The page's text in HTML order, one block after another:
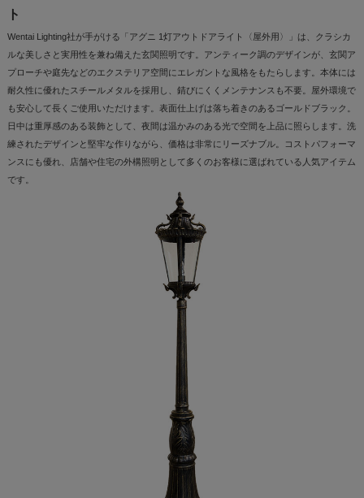
ト
Wentai Lighting社が手がける「アグニ 1灯アウトドアライト〈屋外用〉」は、クラシカ
ルな美しさと実用性を兼ね備えた玄関照明です。アンティーク調のデザインが、玄関ア
プローチや庭先などのエクステリア空間にエレガントな風格をもたらします。本体には
耐久性に優れたスチールメタルを採用し、錆びにくくメンテナンスも不要。屋外環境で
も安心して長くご使用いただけます。表面仕上げは落ち着きのあるゴールドブラック。
日中は重厚感のある装飾として、夜間は温かみのある光で空間を上品に照らします。洗
練されたデザインと堅牢な作りながら、価格は非常にリーズナブル。コストパフォーマ
ンスにも優れ、店舗や住宅の外構照明として多くのお客様に選ばれている人気アイテム
です。